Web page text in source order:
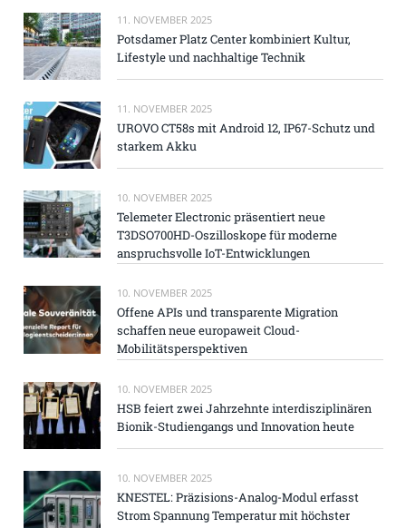
11. NOVEMBER 2025
Potsdamer Platz Center kombiniert Kultur,
Lifestyle und nachhaltige Technik
11. NOVEMBER 2025
UROVO CT58s mit Android 12, IP67-Schutz und
starkem Akku
10. NOVEMBER 2025
Telemeter Electronic präsentiert neue
T3DSO700HD-Oszilloskope für moderne
anspruchsvolle IoT-Entwicklungen
10. NOVEMBER 2025
Offene APIs und transparente Migration
schaffen neue europaweit Cloud-
Mobilitätsperspektiven
10. NOVEMBER 2025
HSB feiert zwei Jahrzehnte interdisziplinären
Bionik-Studiengangs und Innovation heute
10. NOVEMBER 2025
KNESTEL: Präzisions-Analog-Modul erfasst
Strom Spannung Temperatur mit höchster